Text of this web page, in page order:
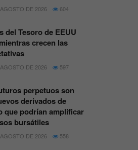
DE 2026 604
del Tesoro de EEUU
crecen las
DE 2026 597
perpetuos son
derivados de
que podrían amplificar
bursátiles
DE 2026 558